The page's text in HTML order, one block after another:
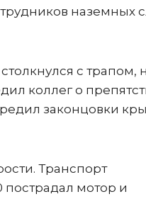
наземных
с трапом,
коллег о
законцовки
Транспорт
пострадал мотор и